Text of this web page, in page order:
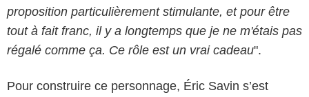
proposition particulièrement stimulante, et pour être
tout à fait franc, il y a longtemps que je ne m'étais pas
régalé comme ça. Ce rôle est un vrai cadeau".
Pour construire ce personnage, Éric Savin s’est